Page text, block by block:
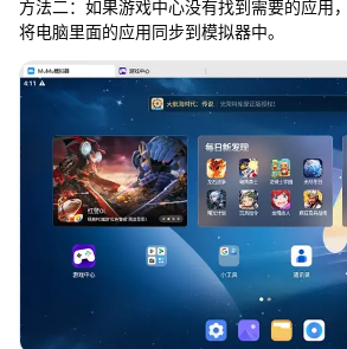
方法二：如果游戏中心没有找到需要的应用
将电脑里面的应用同步到模拟器中。